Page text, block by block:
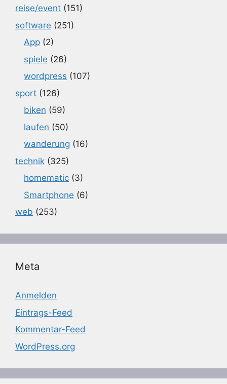
reise/event (151)
software (251)
App (2)
spiele (26)
wordpress (107)
sport (126)
biken (59)
laufen (50)
wanderung (16)
technik (325)
homematic (3)
Smartphone (6)
web (253)
Meta
Anmelden
Eintrags-Feed
Kommentar-Feed
WordPress.org